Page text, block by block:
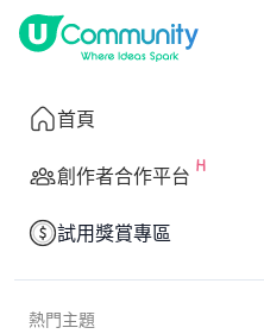
首頁
創作者合作平台
試用獎賞專區
熱門主題